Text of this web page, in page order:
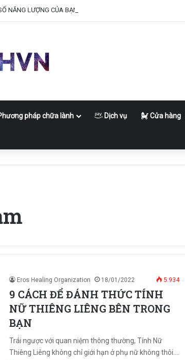
NĂNG LƯỢNG CỦA BẠN
pháp chữa lành Dịch vụ Cửa hàng
Eros Healing Organization 18/01/2022 5.934
9 CÁCH ĐỂ ĐÁNH THỨC TÍNH
NỮ THIÊNG LIÊNG BÊN TRONG
BẠN
Trái ngược với quan niệm thông thường, Tính Nữ
Thiêng Liêng không chỉ giới hạn ở phụ nữ không thôi.…